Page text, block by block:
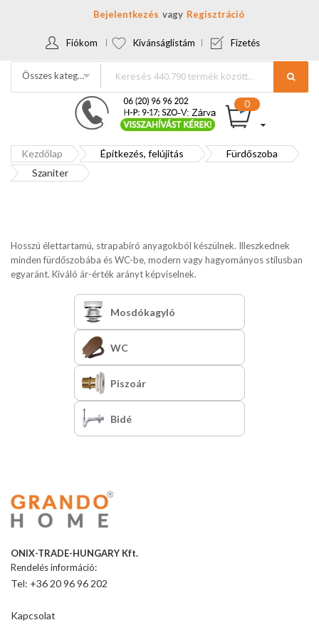
Bejelentkezés Regisztráció
Fiókom Kívánságlistám Fizetés
Összes kategória
Kezdőlap Építkezés, felújítás
Fürdőszoba
Szaniter
Hosszú élettartamú, strapabíró anyagokból készülnek. Illeszkednek
minden fürdőszobába és WC-be, modern vagy hagyományos stílusban
egyaránt. Kiváló ár-érték arányt képviselnek.
Mosdókagyló
WC
Piszoár
Bidé
ONIX-TRADE-HUNGARY Kft.
Rendelés információ:
Tel: +36 20 96 96 202
Kapcsolat